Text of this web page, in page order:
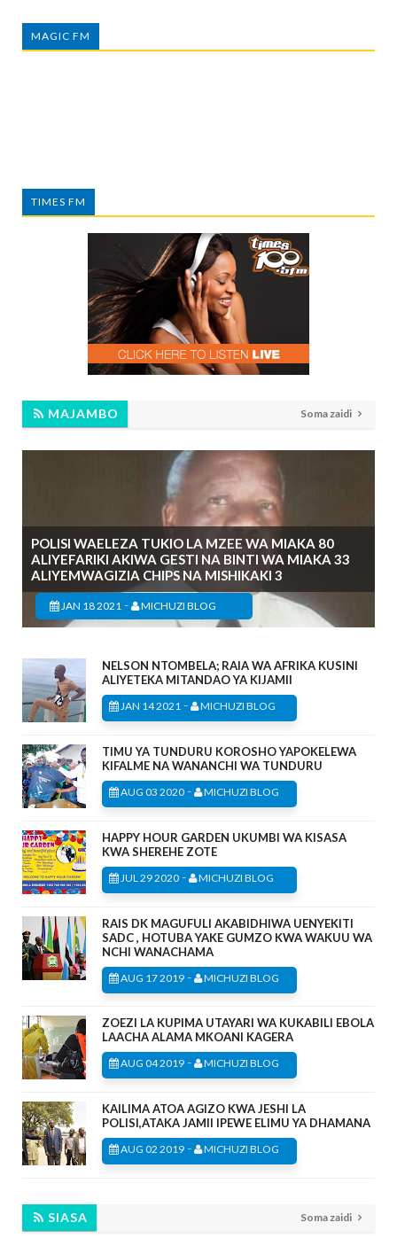
MAGIC FM
TIMES FM
MAJAMBO Soma zaidi
POLISI WAELEZA TUKIO LA MZEE WA MIAKA 80
ALIYEFARIKI AKIWA GESTI NA BINTI WA MIAKA 33
ALIYEMWAGIZIA CHIPS NA MISHIKAKI 3
JAN 18 2021 - MICHUZI BLOG
NELSON NTOMBELA; RAIA WA AFRIKA KUSINI
ALIYETEKA MITANDAO YA KIJAMII
JAN 14 2021 - MICHUZI BLOG
TIMU YA TUNDURU KOROSHO YAPOKELEWA
KIFALME NA WANANCHI WA TUNDURU
AUG 03 2020 - MICHUZI BLOG
HAPPY HOUR GARDEN UKUMBI WA KISASA
KWA SHEREHE ZOTE
JUL 29 2020 - MICHUZI BLOG
RAIS DK MAGUFULI AKABIDHIWA UENYEKITI
SADC , HOTUBA YAKE GUMZO KWA WAKUU WA
NCHI WANACHAMA
AUG 17 2019 - MICHUZI BLOG
ZOEZI LA KUPIMA UTAYARI WA KUKABILI EBOLA
LAACHA ALAMA MKOANI KAGERA
AUG 04 2019 - MICHUZI BLOG
KAILIMA ATOA AGIZO KWA JESHI LA
POLISI,ATAKA JAMII IPEWE ELIMU YA DHAMANA
AUG 02 2019 - MICHUZI BLOG
SIASA Soma zaidi